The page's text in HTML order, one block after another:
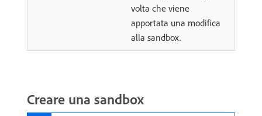
volta che viene
apportata una modifica
alla sandbox.
Creare una sandbox